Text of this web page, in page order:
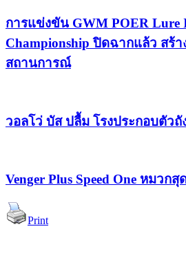
การแข่งขัน GWM POER Lure
Championship ปิดฉากแล้ว สร้
สถานการณ์
วอลโว่ บัส ปลื้ม โรงประกอบตัว
Venger Plus Speed One หมวก
Print